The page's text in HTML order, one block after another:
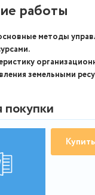
работы
методы
земельными